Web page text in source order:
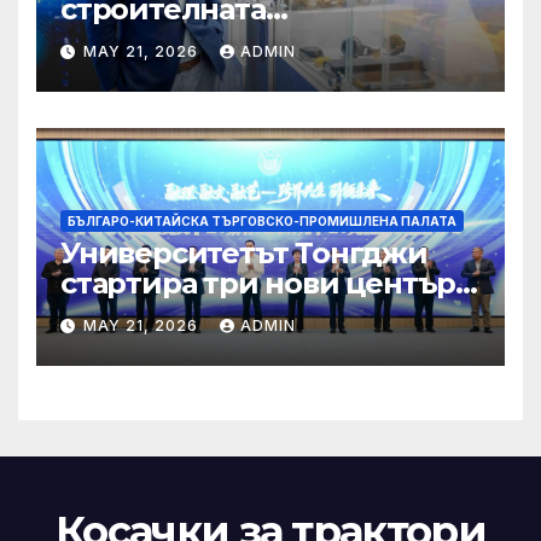
строителната
трансформация на Хонконг
чрез приемане на AI+
MAY 21, 2026 ADMIN
БЪЛГАРО-КИТАЙСКА ТЪРГОВСКО-ПРОМИШЛЕНА ПАЛАТА
Университетът Тонгджи
стартира три нови центъра
за обучение
MAY 21, 2026 ADMIN